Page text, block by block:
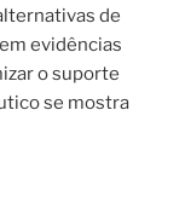
de
evidências
o suporte
se mostra